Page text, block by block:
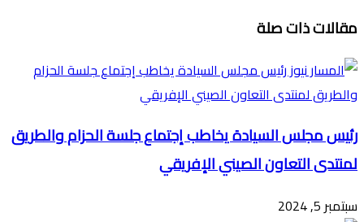
عبر
البريد
مقالات ذات صلة
رئيس مجلس السيادة يخاطب إجتماع جلسة الحزام والطريق
لمنتدى التعاون الصيني الإفريقي
سبتمبر 5, 2024